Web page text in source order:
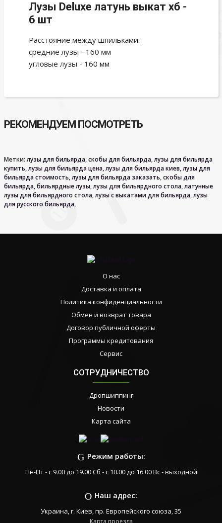
Лузы Deluxe латунь выкат хб -
6 шт
Расстояние между шпильками:
средние лузы - 160 мм
угловые лузы - 160 мм
РЕКОМЕНДУЕМ ПОСМОТРЕТЬ
Метки: лузы для бильярда,скобы для бильярда,лузы для бильярда
купить,лузы для бильярда цена,лузы для бильярда киев,лузы для
бильярда стоимость,лузы для бильярда заказать,скобы для
бильярда,бильярдные лузы,лузы для бильярдного стола,латунные
лузы для бильярдного стола,лузы с выкатами для бильярда,лузы
для русского бильярда,
О нас
Доставка и оплата
Политика конфиденциальности
Обмен и возврат товара
Договор публичной оферты
Программы кредитования
Сервис
СОТРУДНИЧЕСТВО
Дропшиппинг
Новости
Карта сайта
Режим работы:
Пн-Пт - с 9.00 до 19.00 Сб - с 10.00 до 16.00 Вс - выходной
Наш адрес:
Украина, г. Киев, пр. Европейского союза, 35